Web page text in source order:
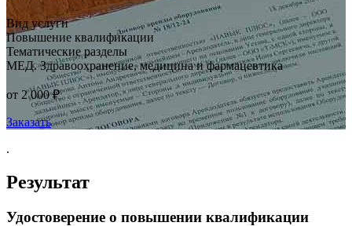
Вид услуги
Повышение квалификации
Тематические разделы
МЕД. Здравоохранение, медицина и фармацевтика
от 2 000 ₽
Заказать
.
Результат
Удостоверение о повышении квалификации